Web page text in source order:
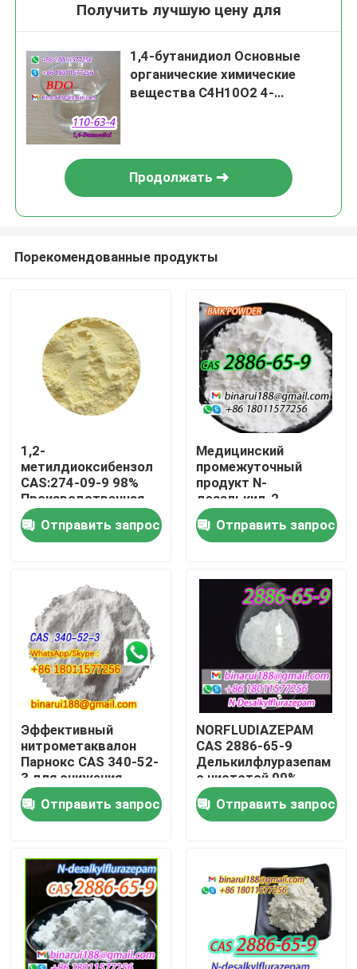
Домой
Видеозаписи
О нас
Экскурсия по заводу
Контроль качества
Запросите цитату
Ежедневное химическое сырье
Неорганическое сырье химикатов
точные химические промежуточные звена
Получить лучшую цену для
1,4-бутанидиол Основные
органические химические
вещества C4H10O2 4-
Продолжать
Порекомендованные продукты
1,2-
метилдиоксибензол
CAS:274-09-9 98%
Производственная
прямая
высококачественная
упаковка по
Отправить запрос
Медицинский
промежуточный
продукт N-
дезалькил-2-
оксоквазепам CAS
2886-65-9
Отправить запрос
Эффективный
нитрометаквалон
Парнокс CAS 340-52-
3 для снижения
стресса
Отправить запрос
NORFLUDIAZEPAM
CAS 2886-65-9
Делькилфлуразепам
с чистотой 99%
Отправить запрос